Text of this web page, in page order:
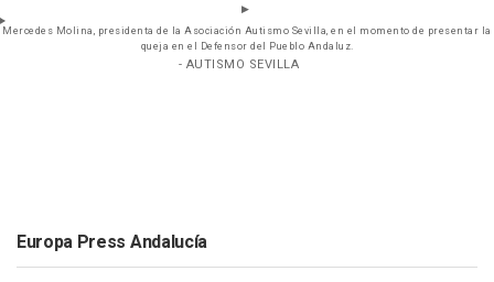
Mercedes Molina, presidenta de la Asociación Autismo Sevilla, en el momento de presentar la
queja en el Defensor del Pueblo Andaluz.
- AUTISMO SEVILLA
Europa Press Andalucía